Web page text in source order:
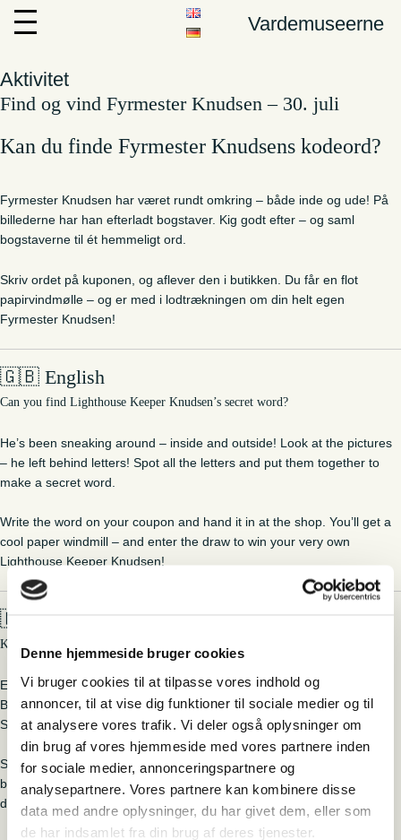
Denne hjemmeside bruger cookies
Vi bruger cookies til at tilpasse vores indhold og
annoncer, til at vise dig funktioner til sociale medier og til
at analysere vores trafik. Vi deler også oplysninger om
din brug af vores hjemmeside med vores partnere inden
for sociale medier, annonceringspartnere og
analysepartnere. Vores partnere kan kombinere disse
data med andre oplysninger, du har givet dem, eller som
de har indsamlet fra din brug af deres tjenester.
Vardemuseerne
Aktivitet
Find og vind Fyrmester Knudsen – 30. juli
Kan du finde Fyrmester Knudsens kodeord?
Fyrmester Knudsen har været rundt omkring – både inde og ude! På
billederne har han efterladt bogstaver. Kig godt efter – og saml
bogstaverne til ét hemmeligt ord.
Skriv ordet på kuponen, og aflever den i butikken. Du får en flot
papirvindmølle – og er med i lodtrækningen om din helt egen
Fyrmester Knudsen!
🇬🇧 English
Can you find Lighthouse Keeper Knudsen’s secret word?
He’s been sneaking around – inside and outside! Look at the pictures
– he left behind letters! Spot all the letters and put them together to
make a secret word.
Write the word on your coupon and hand it in at the shop. You’ll get a
cool paper windmill – and enter the draw to win your very own
Lighthouse Keeper Knudsen!
🇩🇪
Kannst du das Geheimwort von Leuchtturmwärter Knudsen finden?
Er war überall – drinnen und draußen! Auf den Bildern hat er
Buchstaben versteckt. Schau genau hin und finde alle Buchstaben.
Setze sie zu einem geheimen Wort zusammen!
Schreib das Wort auf deinen Zettel und gib ihn im Shop ab. Du
bekommst ein tolles Papierwindrad – und nimmst an der Verlosung
deiner ganz eigenen Leuchtturmwärter-Knudsen-Figur teil!